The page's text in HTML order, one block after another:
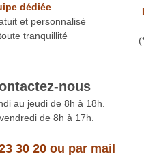
dédiée
et personnalisé
tranquillité
nous
au jeudi de 8h à 18h.
de 8h à 17h.
30 20 ou par mail